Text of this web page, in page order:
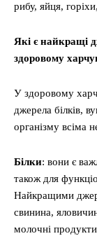
рибу, яйця,
Які є найкращі
здоровому
У здоровому
джерела білків,
організму всіма
Білки: вони є
також для
Найкращими
свинина,
молочні